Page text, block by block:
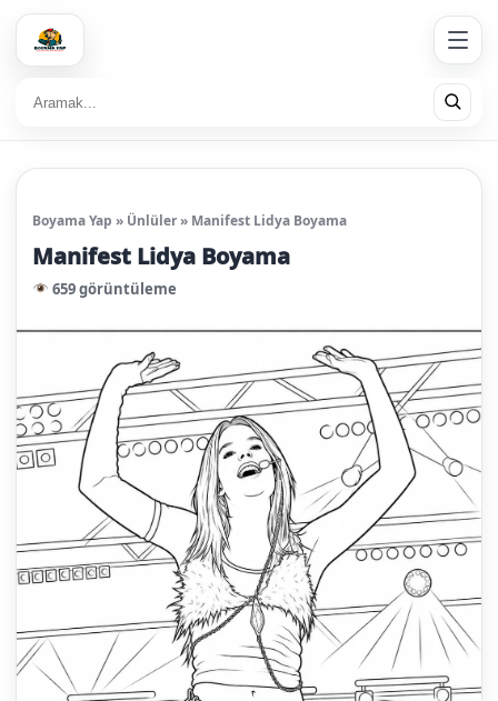
Boyama Yap » Ünlüler» Manifest Lidya Boyama
Manifest Lidya Boyama
659 görüntüleme